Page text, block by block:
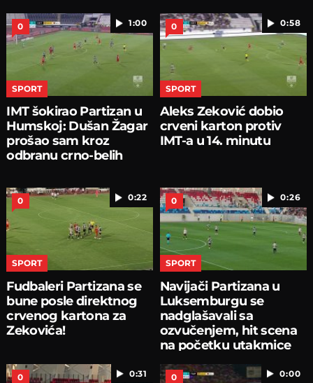
1:00
0
SPORT
IMT šokirao Partizan u
Humskoj: Dušan Žagar
prošao sam kroz
odbranu crno-belih
0:58
0
SPORT
Aleks Zeković dobio
crveni karton protiv
IMT-a u 14. minutu
0:22
0
SPORT
Fudbaleri Partizana se
bune posle direktnog
crvenog kartona za
Zekovića!
0:26
0
SPORT
Navijači Partizana u
Luksemburgu se
nadglašavali sa
ozvučenjem, hit scena
na početku utakmice
0:31
0 0:00
0